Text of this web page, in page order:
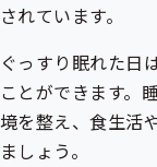
されています。
ぐっすり眠れた日
ことができます。
境を整え、食生活
ましょう。